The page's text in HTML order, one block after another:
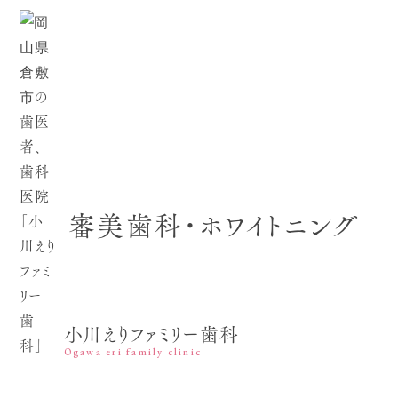
小川えりファミリー歯科
Ogawa eri family clinic
審美歯科・ホワイトニング